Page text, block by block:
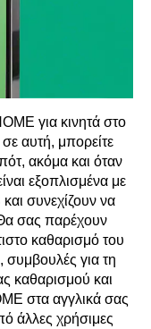
για κινητά στο
αυτή, μπορείτε
ακόμα και όταν
εξοπλισμένα με
συνεχίζουν να
σας παρέχουν
καθαρισμό του
συμβουλές για τη
καθαρισμού και
στα αγγλικά σας
άλλες χρήσιμες